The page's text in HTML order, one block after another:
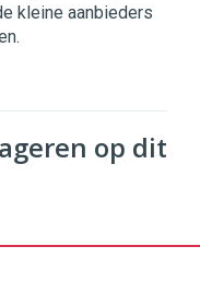
kleine aanbieders
op dit